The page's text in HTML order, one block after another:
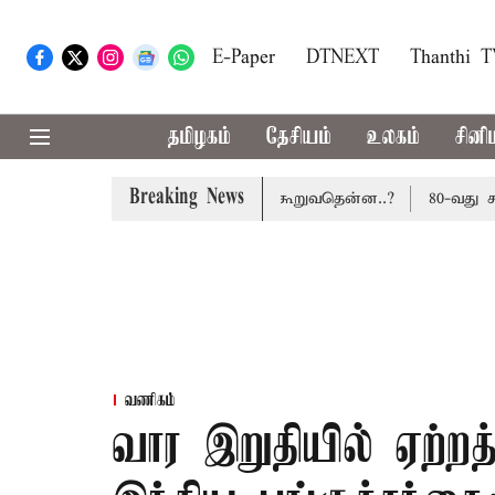
E-Paper DTNEXT Thanthi
தமிழகம் தேசியம் உலகம்
Breaking News
மத்திய அரசு கூறுவதென்ன..? 80-வது
வணிகம்
வார இறுதியில்